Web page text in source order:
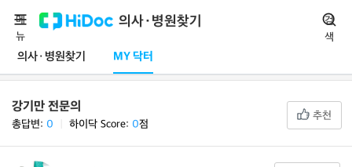
의사·병원찾기
의사·병원찾기 MY 닥터
메
뉴
검
색
강기만 전문의
총답변: 0 하이닥 Score: 0점
추천